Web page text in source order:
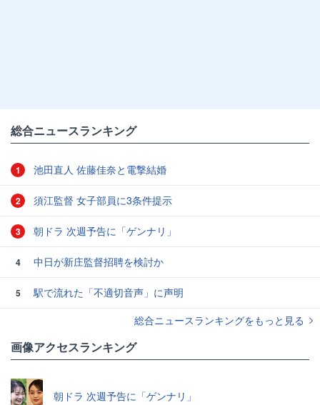
総合ニュースランキング
1 池田直人 佐藤佳奈と電撃結婚
2 須江監督 女子部員に3条件提示
3 朝ドラ 次週予告に「ゲンナリ」
4 中日が新庄監督招聘を検討か
5
駅で流れた「不適切音声」に声明
総合ニュースランキングをもっと見る
画像アクセスランキング
朝ドラ 次週予告に「ゲンナリ」